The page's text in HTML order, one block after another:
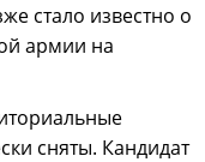
стало известно о
армии на
сняты. Кандидат